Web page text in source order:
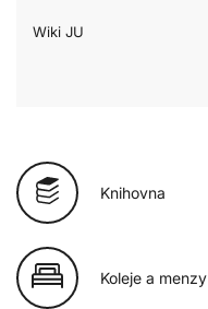
Wiki JU
Knihovna
Koleje a menzy